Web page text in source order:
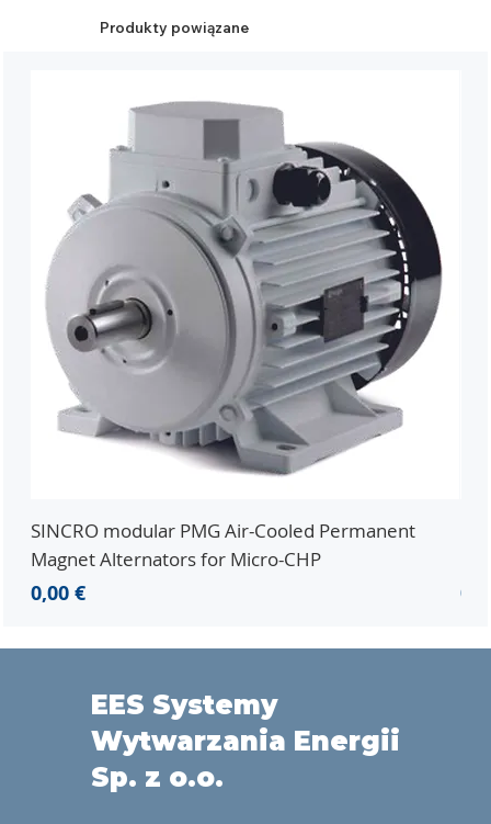
Produkty powiązane
SINCRO modular PMG Air-Cooled Permanent
Magnet Alternators for Micro-CHP
Cena
0,00 €
EES Systemy
Wytwarzania Energii
Sp. z o.o.